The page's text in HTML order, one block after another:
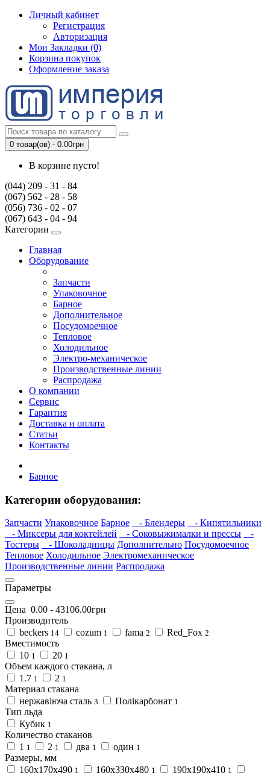
Личный кабинет
Регистрация
Авторизация
Мои Закладки (0)
Корзина покупок
Оформление заказа
0 товар(ов) - 0.00грн
В корзине пусто!
(044) 209 - 31 - 84
(067) 562 - 28 - 58
(056) 736 - 02 - 07
(067) 643 - 04 - 94
Категории
Главная
Оборудование
Запчасти
Упаковочное
Барное
Дополнительное
Посудомоечное
Тепловое
Холодильное
Электро-механическое
Производственные линии
Распродажа
О компании
Сервис
Гарантия
Доставка и оплата
Статьи
Контакты
Барное
Категории оборудования:
Запчасти Упаковочное Барное - Блендеры
- Кипятильники
- Миксеры для коктейлей
- Соковыжималки и прессы
-
Тостеры
- Шоколадницы Дополнительно Посудомоечное
Тепловое Холодильное Электромеханическое
Производственные линии Распродажа
Параметры
Цена 0.00 - 43106.00грн
Производитель
beckers 14 cozum 1 fama 2 Red_Fox 2
Вместимость
10 1 20 1
Объем каждого стакана, л
1.7 1 2 1
Материал стакана
нержавіюча сталь 3 Полікарбонат 1
Тип льда
Кубик 1
Количество стаканов
1 1 2 1 два 1 один 1
Размеры, мм
160х170х490 1 160х330х480 1 190х190х410 1